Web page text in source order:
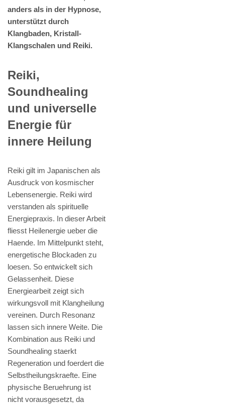
anders als in der Hypnose,
unterstützt durch
Klangbaden, Kristall-
Klangschalen und Reiki.
Reiki,
Soundhealing
und universelle
Energie für
innere Heilung
Reiki gilt im Japanischen als
Ausdruck von kosmischer
Lebensenergie. Reiki wird
verstanden als spirituelle
Energiepraxis. In dieser Arbeit
fliesst Heilenergie ueber die
Haende. Im Mittelpunkt steht,
energetische Blockaden zu
loesen. So entwickelt sich
Gelassenheit. Diese
Energiearbeit zeigt sich
wirkungsvoll mit Klangheilung
vereinen. Durch Resonanz
lassen sich innere Weite. Die
Kombination aus Reiki und
Soundhealing staerkt
Regeneration und foerdert die
Selbstheilungskraefte. Eine
physische Beruehrung ist
nicht vorausgesetzt, da